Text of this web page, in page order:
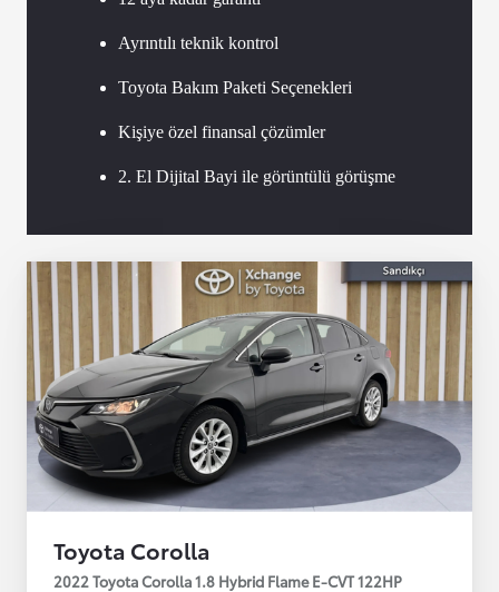
Ayrıntılı teknik kontrol
Toyota Bakım Paketi Seçenekleri
Kişiye özel finansal çözümler
2. El Dijital Bayi ile görüntülü görüşme
Toyota Corolla
2022 Toyota Corolla 1.8 Hybrid Flame E-CVT 122HP